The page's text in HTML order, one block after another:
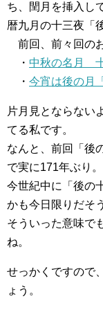
ち、閏月を挿入し
暦九月の十三夜「
前回、前々回の
・ 中秋の名月 十
・ 今宵は後の月
片月見とならない
てる私です。
なんと、前回「後
で実に171年ぶり。
今世紀中に「後の
かも今日限りだそ
そういった意味で
ね。
せっかくですので
ょう。